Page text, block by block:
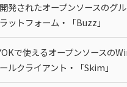
発されたオープンソースのグ
ットフォーム・「Buzz」
で使えるオープンソースの
ルクライアント・「Skim」